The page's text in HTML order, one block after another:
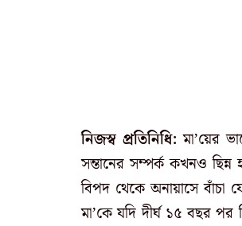
নিজস্ব প্রতিনিধি:মা’য়ের
সন্তানের সম্পর্ক কখনও
বিপদ থেকে অনায়াসে বাঁচা
মা’কে যদি দীর্ঘ ১৫ বছর